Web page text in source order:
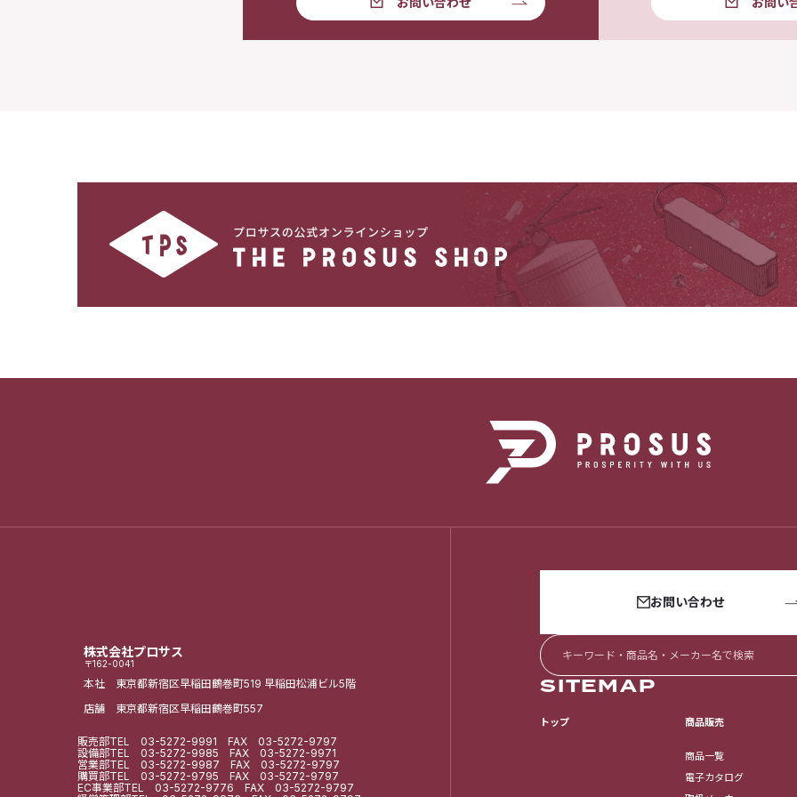
株式会社プロサス
〒162-0041
本社 東京都新宿区早稲田鶴巻町519 早稲田松浦ビル5階
店舗 東京都新宿区早稲田鶴巻町557
販売部TEL 03-5272-9991 FAX 03-5272-9797
設備部TEL 03-5272-9985 FAX 03-5272-9971
営業部TEL 03-5272-9987 FAX 03-5272-9797
購買部TEL 03-5272-9795 FAX 03-5272-9797
EC事業部TEL 03-5272-9776 FAX 03-5272-9797
お問い合わせ
SITEMAP
トップ 商品販売
商品一覧
電子カタログ